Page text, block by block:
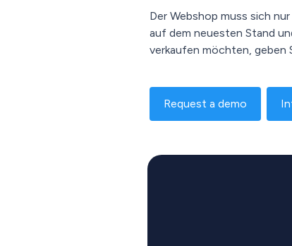
Der Webshop muss sich
auf dem neuesten Stand
verkaufen möchten, geben
Request a demo